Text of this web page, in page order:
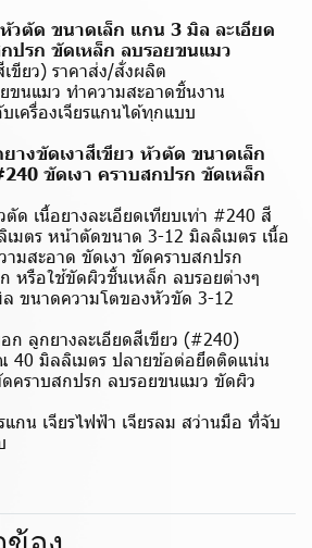
วตัด ขนาดเล็ก แกน 3 มิล ละเอียด
ปรก ขัดเหล็ก ลบรอยขนแมว
ขียว) ราคาส่ง/สั่งผลิต
ขนแมว ทำความสะอาดชิ้นงาน
เครื่องเจียรแกนได้ทุกแบบ
างขัดเงาสีเขียว หัวตัด ขนาดเล็ก
ขัดเงา คราบสกปรก ขัดเหล็ก
ตัด เนื้อยางละเอียดเทียบเท่า #240 สี
มตร หน้าตัดขนาด 3-12 มิลลิเมตร เนื้อ
มสะอาด ขัดเงา ขัดคราบสกปรก
หรือใช้ขัดผิวชิ้นเหล็ก ลบรอยต่างๆ
ขนาดความโตของหัวขัด 3-12
ก ลูกยางละเอียดสีเขียว (#240)
40 มิลลิเมตร ปลายข้อต่อยึดติดแน่น
ดคราบสกปรก ลบรอยขนแมว ขัดผิว
แกน เจียรไฟฟ้า เจียรลม สว่านมือ ที่จับ